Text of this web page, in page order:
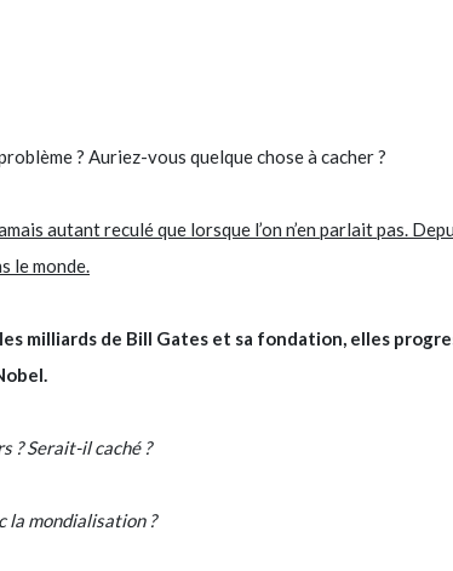
? Auriez-vous quelque chose à cacher ?
autant reculé que lorsque l’on n’en parlait pas.
le monde.
milliards de Bill Gates et sa fondation, elles
? Serait-il caché ?
la mondialisation ?